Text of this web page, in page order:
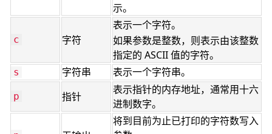
示。
c 字符
表示一个字符。
如果参数是整数，则表示由该整数
指定的 ASCII 值的字符。
s 字符串 表示一个字符串。
p 指针
表示指针的内存地址，通常用十六
进制数字。
将到目前为止已打印的字符数写入